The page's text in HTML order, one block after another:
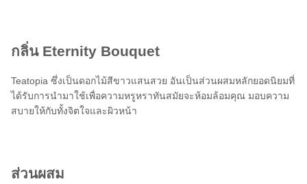
กลิ่น Eternity Bouquet
Teatopia ซึ่งเป็นดอกไม้สีขาวแสนสวย อันเป็นส่วนผสมหลักยอดนิยมที่
ได้รับการนำมาใช้เพื่อความหรูหราทันสมัยจะห้อมล้อมคุณ มอบความ
สบายให้กับทั้งจิตใจและผิวหน้า
ส่วนผสม